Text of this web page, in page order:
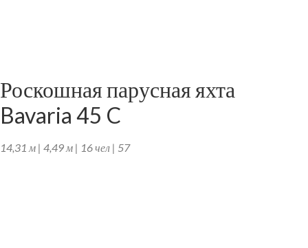
Роскошная парусная яхта
Bavaria 45 C
14,31 м | 4,49 м | 16 чел | 57